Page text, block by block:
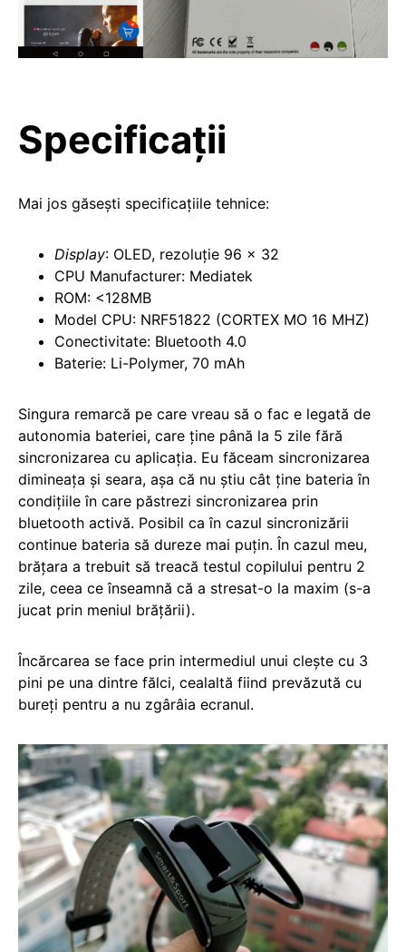
Specificații
Mai jos găsești specificațiile tehnice:
Display: OLED, rezoluție 96 x 32
CPU Manufacturer: Mediatek
ROM: <128MB
Model CPU: NRF51822 (CORTEX MO 16 MHZ)
Conectivitate: Bluetooth 4.0
Baterie: Li-Polymer, 70 mAh
Singura remarcă pe care vreau să o fac e legată de
autonomia bateriei, care ține până la 5 zile fără
sincronizarea cu aplicația. Eu făceam sincronizarea
dimineața și seara, așa că nu știu cât ține bateria în
condițiile în care păstrezi sincronizarea prin
bluetooth activă. Posibil ca în cazul sincronizării
continue bateria să dureze mai puțin. În cazul meu,
brățara a trebuit să treacă testul copilului pentru 2
zile, ceea ce înseamnă că a stresat-o la maxim (s-a
jucat prin meniul brățării).
Încărcarea se face prin intermediul unui clește cu 3
pini pe una dintre fălci, cealaltă fiind prevăzută cu
bureți pentru a nu zgârâia ecranul.